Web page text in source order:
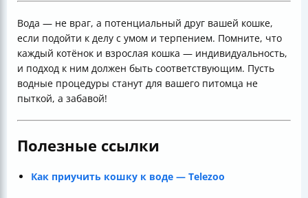
Вода — не враг, а потенциальный друг вашей кошке,
если подойти к делу с умом и терпением. Помните, что
каждый котёнок и взрослая кошка — индивидуальность,
и подход к ним должен быть соответствующим. Пусть
водные процедуры станут для вашего питомца не
пыткой, а забавой!
Полезные ссылки
Как приучить кошку к воде — Telezoo